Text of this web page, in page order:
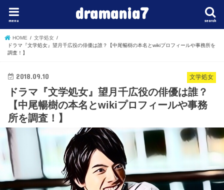
dramania7 search
menu
HOME
文学処女
ドラマ『文学処女』望月千広役の俳優は誰？【中尾暢樹の本名とwikiプロフィールや事務所を
調査！】
文学処女
2018.09.10
ドラマ『文学処女』望月千広役の俳優は誰？
【中尾暢樹の本名とwikiプロフィールや事務
所を調査！】